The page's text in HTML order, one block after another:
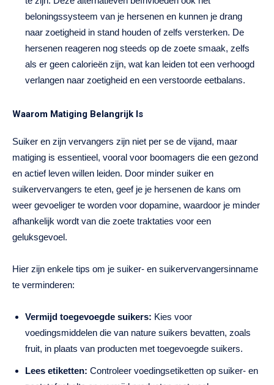
beloningssysteem van je hersenen en kunnen je drang
naar zoetigheid in stand houden of zelfs versterken. De
hersenen reageren nog steeds op de zoete smaak, zelfs
als er geen calorieën zijn, wat kan leiden tot een verhoogd
verlangen naar zoetigheid en een verstoorde eetbalans.
Waarom Matiging Belangrijk Is
Suiker en zijn vervangers zijn niet per se de vijand, maar
matiging is essentieel, vooral voor boomagers die een gezond
en actief leven willen leiden. Door minder suiker en
suikervervangers te eten, geef je je hersenen de kans om
weer gevoeliger te worden voor dopamine, waardoor je minder
afhankelijk wordt van die zoete traktaties voor een
geluksgevoel.
Hier zijn enkele tips om je suiker- en suikervervangersinname
te verminderen:
Vermijd toegevoegde suikers: Kies voor
voedingsmiddelen die van nature suikers bevatten, zoals
fruit, in plaats van producten met toegevoegde suikers.
Lees etiketten: Controleer voedingsetiketten op suiker- en